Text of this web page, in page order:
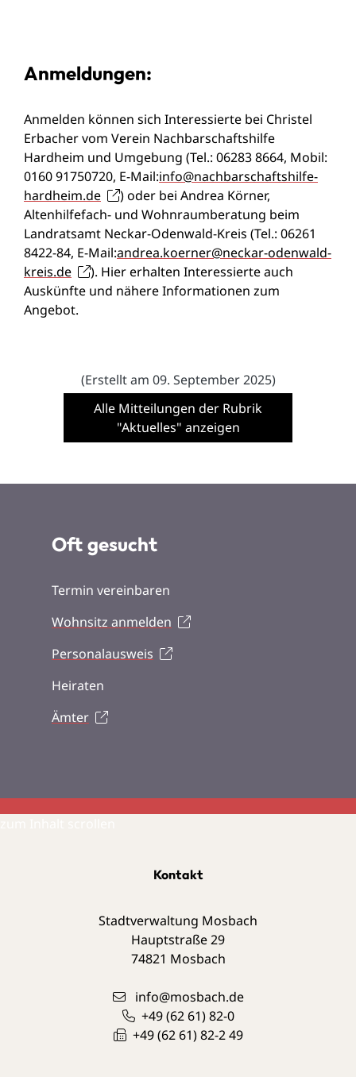
Anmeldungen:
Anmelden können sich Interessierte bei Christel
Erbacher vom Verein Nachbarschaftshilfe
Hardheim und Umgebung (Tel.: 06283 8664, Mobil:
0160 91750720, E-Mail:info@nachbarschaftshilfe-
hardheim.de
) oder bei Andrea Körner,
Altenhilfefach- und Wohnraumberatung beim
Landratsamt Neckar-Odenwald-Kreis (Tel.: 06261
8422-84, E-Mail:andrea.koerner@neckar-odenwald-
kreis.de
). Hier erhalten Interessierte auch
Auskünfte und nähere Informationen zum
Angebot.
(Erstellt am 09. September 2025)
Alle Mitteilungen der Rubrik
"Aktuelles" anzeigen
Oft gesucht
Termin vereinbaren
Wohnsitz anmelden
Personalausweis
Heiraten
Ämter
Kontakt
Stadtverwaltung Mosbach
Hauptstraße 29
74821 Mosbach
info@mosbach.de
+49 (62 61) 82-0
+49 (62 61) 82-2 49